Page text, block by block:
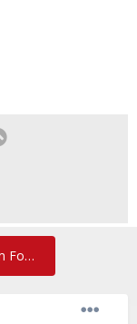
Zu den Kommentaren (41) im Forum